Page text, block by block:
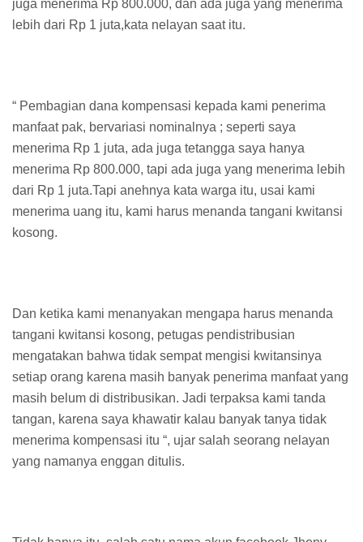
juga menerima Rp 800.000, dan ada juga yang menerima
lebih dari Rp 1 juta,kata nelayan saat itu.
“ Pembagian dana kompensasi kepada kami penerima
manfaat pak, bervariasi nominalnya ; seperti saya
menerima Rp 1 juta, ada juga tetangga saya hanya
menerima Rp 800.000, tapi ada juga yang menerima lebih
dari Rp 1 juta.Tapi anehnya kata warga itu, usai kami
menerima uang itu, kami harus menanda tangani kwitansi
kosong.
Dan ketika kami menanyakan mengapa harus menanda
tangani kwitansi kosong, petugas pendistribusian
mengatakan bahwa tidak sempat mengisi kwitansinya
setiap orang karena masih banyak penerima manfaat yang
masih belum di distribusikan. Jadi terpaksa kami tanda
tangan, karena saya khawatir kalau banyak tanya tidak
menerima kompensasi itu “, ujar salah seorang nelayan
yang namanya enggan ditulis.